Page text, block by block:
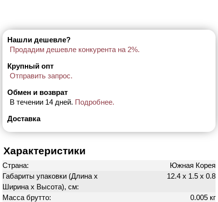
Нашли дешевле?
Продадим дешевле конкурента на 2%.
Крупный опт
Отправить запрос.
Обмен и возврат
В течении 14 дней. Подробнее.
Доставка
Характеристики
Страна:
Южная Корея
Габариты упаковки (Длина х
Ширина х Высота), см:
12.4 х 1.5 х 0.8
Масса брутто: 0.005 кг